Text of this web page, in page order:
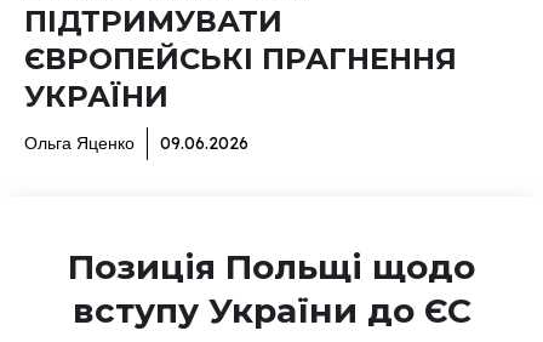
ПІДТРИМУВАТИ
ЄВРОПЕЙСЬКІ ПРАГНЕННЯ
УКРАЇНИ
Ольга Яценко 09.06.2026
Позиція Польщі щодо
вступу України до ЄС